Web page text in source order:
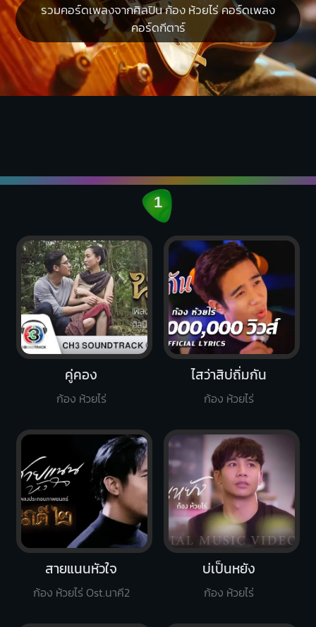
รวมคอร์ดเพลงจากศิลปิน ก้อง ห้วยไร่ คอร์ดเพลง
คอร์ดกีตาร์
1
คู่คอง
ก้อง ห้วยไร่
ไสว่าสิบ่ถิ่มกัน
ก้อง ห้วยไร่
สายแนนหัวใจ
ก้อง ห้วยไร่ Ost.นาคี2
บ่เป็นหยัง
ก้อง ห้วยไร่